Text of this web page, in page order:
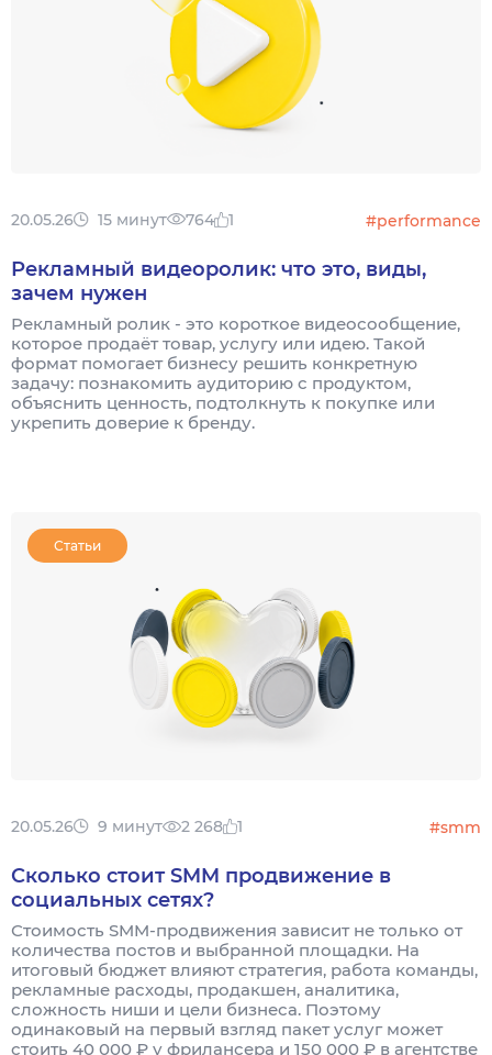
20.05.26 15 минут 764 1 #performance
Рекламный видеоролик: что это, виды,
зачем нужен
Рекламный ролик - это короткое видеосообщение,
которое продаёт товар, услугу или идею. Такой
формат помогает бизнесу решить конкретную
задачу: познакомить аудиторию с продуктом,
объяснить ценность, подтолкнуть к покупке или
укрепить доверие к бренду.
Статьи
20.05.26 9 минут 2 268 1 #smm
Сколько стоит SMM продвижение в
социальных сетях?
Стоимость SMM-продвижения зависит не только от
количества постов и выбранной площадки. На
итоговый бюджет влияют стратегия, работа команды,
рекламные расходы, продакшен, аналитика,
сложность ниши и цели бизнеса. Поэтому
одинаковый на первый взгляд пакет услуг может
стоить 40 000 ₽ у фрилансера и 150 000 ₽ в агентстве